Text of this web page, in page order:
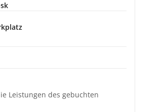
Leistungen des gebuchten